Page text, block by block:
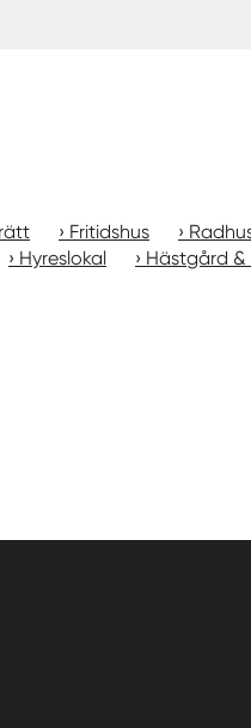
Fritidshus
Hyreslokal Hästgård